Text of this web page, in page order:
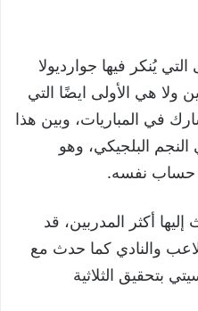
يُنكر فيها جوارديولا
ولا هي الأولى ايضًا التي
في المباريات، وبين هذا
البلجيكي، وهو
حساب نفسه.
أكثر المدربين، قد
والنادي كما حدث مع
بتحقيق الثلاثية